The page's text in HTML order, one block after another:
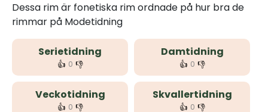
Dessa rim är fonetiska rim ordnade på hur bra de
rimmar på Modetidning
Serietidning
👍 0 👎
Damtidning
👍 0 👎
Veckotidning
👍 0 👎
Skvallertidning
👍 0 👎